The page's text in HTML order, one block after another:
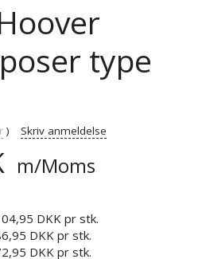
type
Skriv anmeldelse
m/Moms
DKK pr stk.
DKKpr stk.
DKK pr stk.